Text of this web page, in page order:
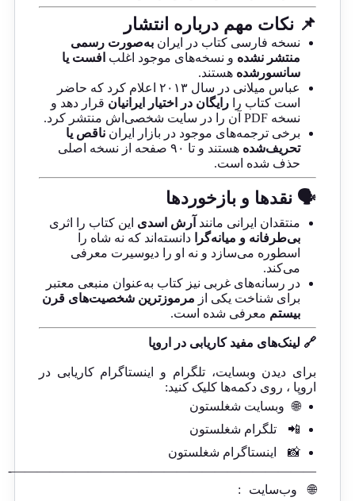
📌 نکات مهم درباره انتشار
نسخه فارسی کتاب در ایران به‌صورت رسمی
منتشر نشده و نسخه‌های موجود اغلب افست یا
سانسورشده هستند.
عباس میلانی در سال ۲۰۱۳ اعلام کرد که حاضر
است کتاب را رایگان در اختیار ایرانیان قرار دهد و
نسخه PDF آن را در سایت شخصی‌اش منتشر کرد.
برخی ترجمه‌های موجود در بازار ایران ناقص یا
تحریف‌شده
هستند و تا ۹۰ صفحه از نسخه اصلی
حذف شده است.
🗣 نقدها و بازخوردها
منتقدان ایرانی مانند آرش اسدی این کتاب را اثری
بی‌طرفانه و میانه‌گرا
دانسته‌اند که نه شاه را
اسطوره می‌سازد و نه او را دیوسیرت معرفی
می‌کند.
در رسانه‌های غربی نیز کتاب به‌عنوان منبعی معتبر
برای شناخت یکی از مرموزترین شخصیت‌های قرن
بیستم معرفی شده است.
🔗 لینک‌های مفید کاریابی در اروپا
برای دیدن وبسایت، تلگرام و اینستاگرام کاریابی در
اروپا ، روی دکمه‌ها کلیک کنید:
🌐
وبسایت شغلستون
📲
تلگرام شغلستون
📸
اینستاگرام شغلستون
————————————————————————-
🌐
وب‌سایت
: